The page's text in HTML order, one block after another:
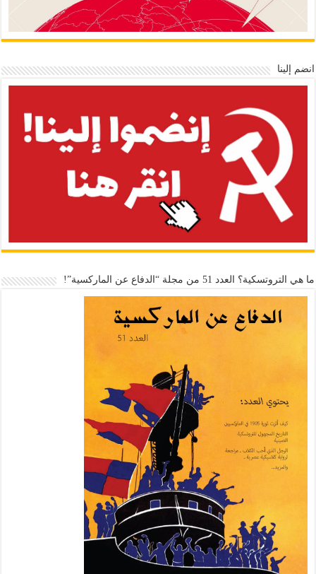
انضم إلينا
ما هي التروتسكية؟ العدد 51 من مجلة “الدفاع عن الماركسية”!